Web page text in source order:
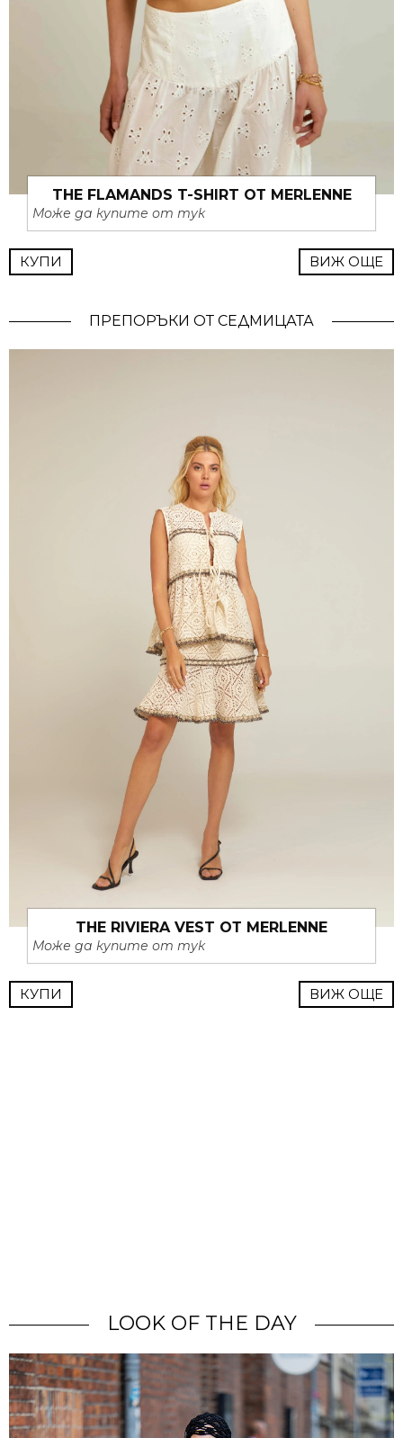
THE FLAMANDS T-SHIRT ОТ MERLENNE
Може да купите от тук
КУПИ ВИЖ ОЩЕ
ПРЕПОРЪКИ ОТ СЕДМИЦАТА
THE RIVIERA VEST ОТ MERLENNE
Може да купите от тук
КУПИ ВИЖ ОЩЕ
LOOK OF THE DAY